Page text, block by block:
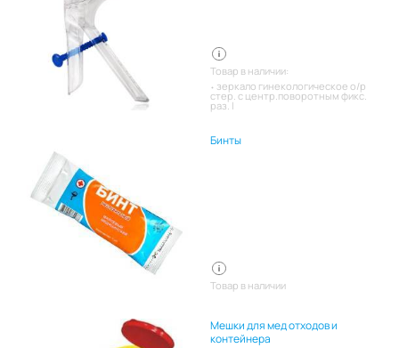
Товар в наличии:
зеркало гинекологическое о/р
стер. с центр.поворотным фикс.
раз. l
Бинты
Товар в наличии
Мешки для мед отходов и
контейнера